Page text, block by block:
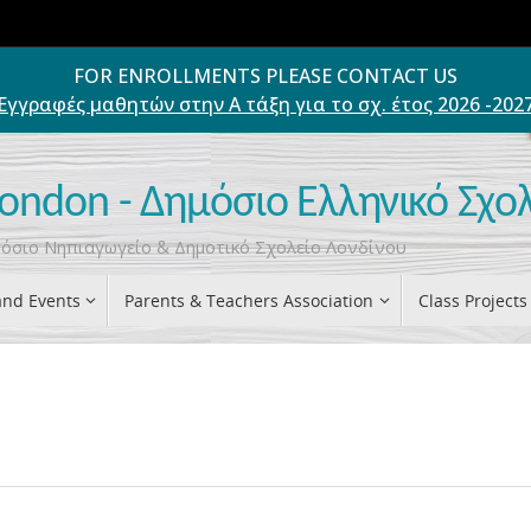
FOR ENROLLMENTS PLEASE CONTACT US
Εγγραφές μαθητών στην Α τάξη για το σχ. έτος 2026 -
- Δημόσιο Ελληνικό
Νηπιαγωγείο & Δημοτικό Σχολείο Λονδίνου
Events Parents & Teachers Association Class Projects